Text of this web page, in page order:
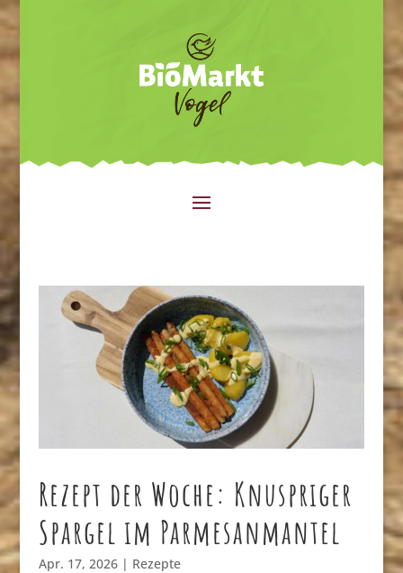
Rezept der Woche: Knuspriger
Spargel im Parmesanmantel
Apr. 17, 2026| Rezepte